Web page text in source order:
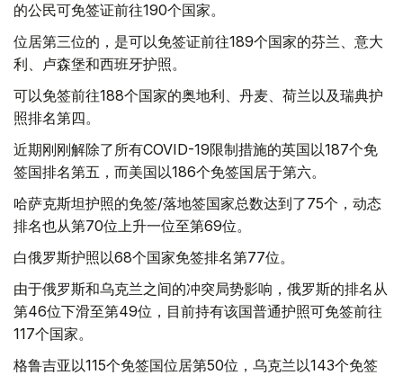
的公民可免签证前往190个国家。
位居第三位的，是可以免签证前往189个国家的芬兰、意大
利、卢森堡和西班牙护照。
可以免签前往188个国家的奥地利、丹麦、荷兰以及瑞典护
照排名第四。
近期刚刚解除了所有COVID-19限制措施的英国以187个免
签国排名第五，而美国以186个免签国居于第六。
哈萨克斯坦护照的免签/落地签国家总数达到了75个，动态
排名也从第70位上升一位至第69位。
白俄罗斯护照以68个国家免签排名第77位。
由于俄罗斯和乌克兰之间的冲突局势影响，俄罗斯的排名从
第46位下滑至第49位，目前持有该国普通护照可免签前往
117个国家。
格鲁吉亚以115个免签国位居第50位，乌克兰以143个免签